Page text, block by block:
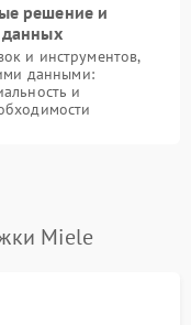
решение и
данных
и инструментов,
данными:
и
Miele